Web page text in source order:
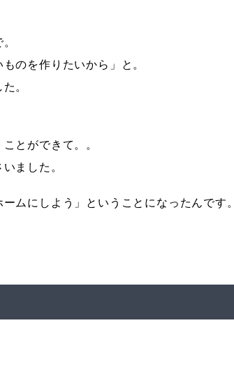
のを作りたいから」と。
。
とができて。。
ました。
ムにしよう」ということになったんです。